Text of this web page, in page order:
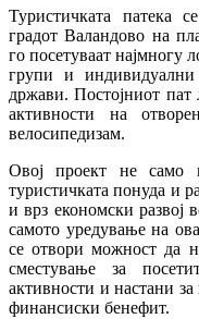
Туристичката патека
градот Валандово на
го посетуваат најмногу
групи и
држави. Постојниот пат
активности на
велосипедизам.
Oвој проект не само
туристичката понуда и
и врз економски развој
самото уредување на
се отвори можност да
сместување за
активности и настани
финансиски бенефит.